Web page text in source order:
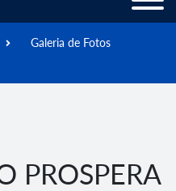
Galeria de Fotos
PROSPERA